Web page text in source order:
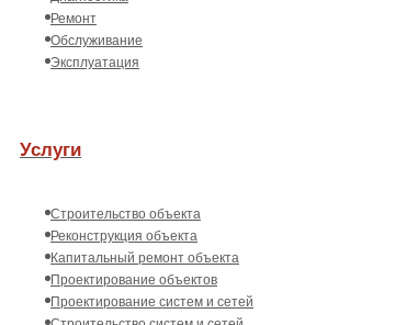
Ремонт
Обслуживание
Эксплуатация
Услуги
Строительство объекта
Реконструкция объекта
Капитальный ремонт объекта
Проектирование объектов
Проектирование систем и сетей